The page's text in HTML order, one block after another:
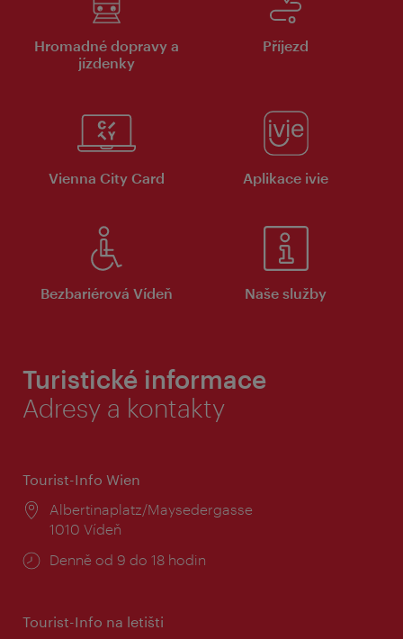
Hromadné dopravy a
jízdenky
Příjezd
Vienna City Card Aplikace ivie
Bezbariérová Vídeň Naše služby
Turistické informace
Adresy a kontakty
Tourist-Info Wien
Místo:
Albertinaplatz/Maysedergasse
1010 Vídeň
Provozní
Denně od 9 do 18 hodin
Tourist-Info na letišti